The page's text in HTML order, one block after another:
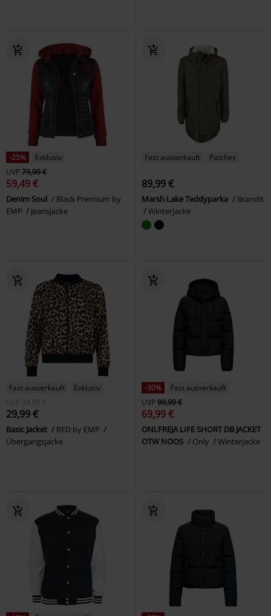
-25%
Exklusiv
UVP79,99 €
59,49 €
Denim Soul
Black Premium by
EMP
Jeansjacke
Fast ausverkauft Patches
89,99 €
Marsh Lake Teddyparka
Brandit
Winterjacke
Fast ausverkauft
Exklusiv
UVP
34,99 €
29,99 €
Basic Jacket
RED by EMP
Übergangsjacke
-30%
Fast ausverkauft
UVP99,99 €
69,99 €
ONLFREJA LIFE SHORT DB JACKET
OTW NOOS
Only Winterjacke